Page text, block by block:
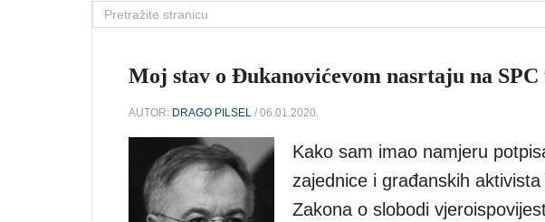
Moj stav o Đukanovićevom nasrtaju na
AUTOR: DRAGO PILSEL / 06.01.2020.
Kako sam imao namjeru
zajednice i građanskih
Zakona o slobodi